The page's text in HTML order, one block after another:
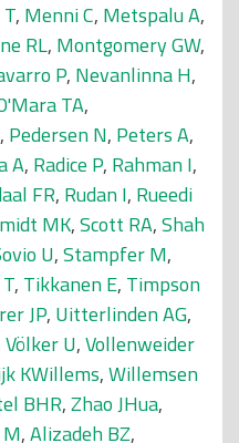
, Menni C, Metspalu A,
RL, Montgomery GW,
P, Nevanlinna H,
TA,
, Pedersen N, Peters A,
A, Radice P, Rahman I,
FR, Rudan I, Rueedi
MK,Scott RA,Shah
U,Stampfer M,
, Tikkanen E, Timpson
JP, Uitterlinden AG,
Völker U,Vollenweider
KWillems,Willemsen
BHR,Zhao JHua,
,Alizadeh BZ,